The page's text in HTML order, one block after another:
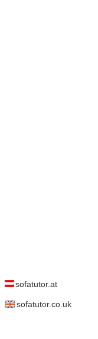
sofatutor.at
sofatutor.co.uk